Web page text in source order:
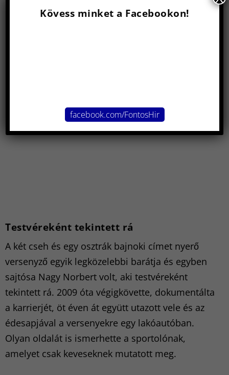
Testvéreként tekintett rá
A két cseh és egy osztrák bajnoki címet nyerő
versenyző egyik legközelebbi barátja és egyben
sajtósa Nagy Norbert volt, aki testvéreként
tekintett rá. 2009 óta végigkövette, dokumentálta
a karrierjét, öt éven át együtt utazott vele és az
édesapjával a versenyekre egy lakóautóban.
Olyan oldalát is ismerhette a sportolónak,
amelyet csak keveseknek mutatott meg.
Kövess minket a Facebookon!
facebook.com/FontosHir